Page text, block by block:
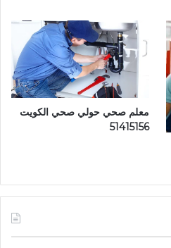
معلم صحي حولي صحي الكويت
51415156